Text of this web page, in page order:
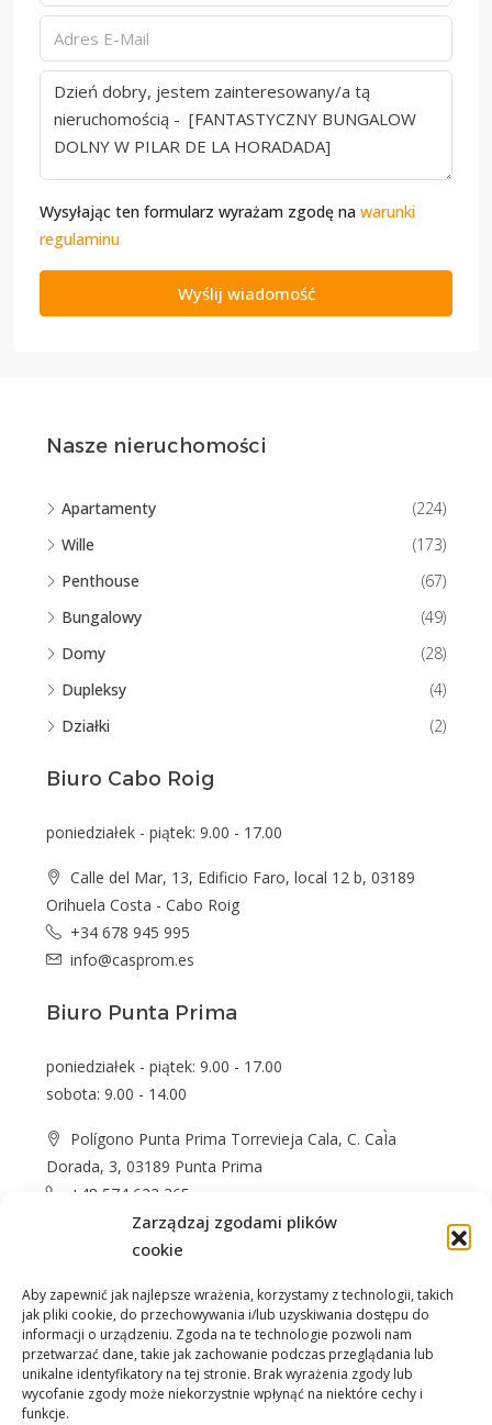
Zarządzaj zgodami plików
cookie
Aby zapewnić jak najlepsze wrażenia, korzystamy z technologii, takich
jak pliki cookie, do przechowywania i/lub uzyskiwania dostępu do
informacji o urządzeniu. Zgoda na te technologie pozwoli nam
przetwarzać dane, takie jak zachowanie podczas przeglądania lub
unikalne identyfikatory na tej stronie. Brak wyrażenia zgody lub
wycofanie zgody może niekorzystnie wpłynąć na niektóre cechy i
funkcje.
Wysyłając ten formularz wyrażam zgodę na warunki
regulaminu
Wyślij wiadomość
Nasze nieruchomości
Apartamenty
(224)
Wille
(173)
Penthouse
(67)
Bungalowy
(49)
Domy
(28)
Dupleksy
(4)
Działki
(2)
Biuro Cabo Roig
poniedziałek - piątek: 9.00 - 17.00
Calle del Mar, 13, Edificio Faro, local 12 b, 03189
Orihuela Costa - Cabo Roig
+34 678 945 995
info@casprom.es
Biuro Punta Prima
poniedziałek - piątek: 9.00 - 17.00
sobota: 9.00 - 14.00
Polígono Punta Prima Torrevieja Cala, C. CaÌa
Dorada, 3, 03189 Punta Prima
+48 574 622 365
info@casprom.es
Nieruchomości O Nas Jak kupić Okolica